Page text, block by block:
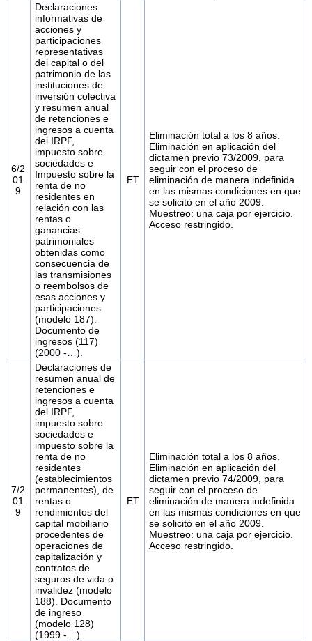
6/2
01
9
Declaraciones
informativas de
acciones y
participaciones
representativas
del capital o del
patrimonio de las
instituciones de
inversión colectiva
y resumen anual
de retenciones e
ingresos a cuenta
del IRPF,
impuesto sobre
sociedades e
Impuesto sobre la
renta de no
residentes en
relación con las
rentas o
ganancias
patrimoniales
obtenidas como
consecuencia de
las transmisiones
o reembolsos de
esas acciones y
participaciones
(modelo 187).
Documento de
ingresos (117)
(2000 -…).
ET
Eliminación total a los 8 años.
Eliminación en aplicación del
dictamen previo 73/2009, para
seguir con el proceso de
eliminación de manera indefinida
en las mismas condiciones en que
se solicitó en el año 2009.
Muestreo: una caja por ejercicio.
Acceso restringido.
7/2
01
9
Declaraciones de
resumen anual de
retenciones e
ingresos a cuenta
del IRPF,
impuesto sobre
sociedades e
impuesto sobre la
renta de no
residentes
(establecimientos
permanentes), de
rentas o
rendimientos del
capital mobiliario
procedentes de
operaciones de
capitalización y
contratos de
seguros de vida o
invalidez (modelo
188). Documento
de ingreso
(modelo 128)
(1999 -…).
ET
Eliminación total a los 8 años.
Eliminación en aplicación del
dictamen previo 74/2009, para
seguir con el proceso de
eliminación de manera indefinida
en las mismas condiciones en que
se solicitó en el año 2009.
Muestreo: una caja por ejercicio.
Acceso restringido.